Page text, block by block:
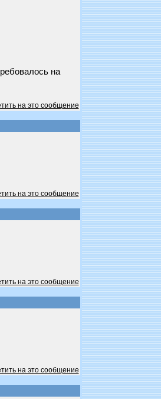
на
на это сообщение
на это сообщение
на это сообщение
на это сообщение